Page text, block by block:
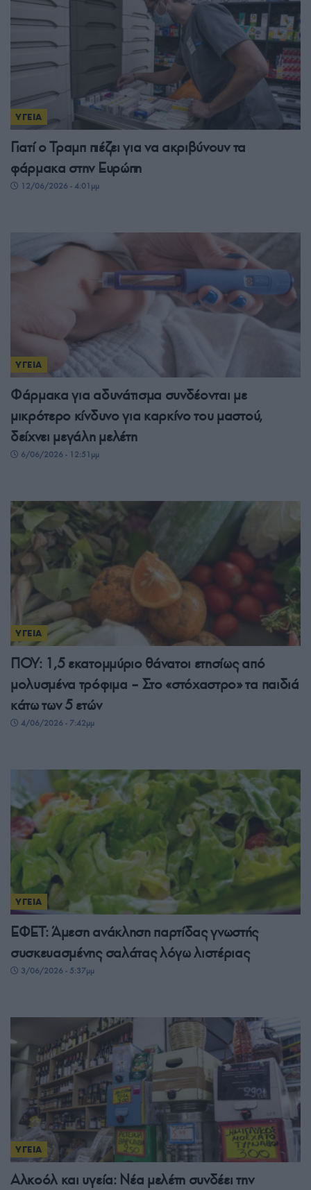
ΥΓΕΙΑ
Γιατί ο Τραμπ πιέζει για να ακριβύνουν τα
φάρμακα στην Ευρώπη
12/06/2026 - 4:01μμ
ΥΓΕΙΑ
Φάρμακα για αδυνάτισμα συνδέονται με
μικρότερο κίνδυνο για καρκίνο του μαστού,
δείχνει μεγάλη μελέτη
6/06/2026 - 12:51μμ
ΥΓΕΙΑ
ΠΟΥ: 1,5 εκατομμύριο θάνατοι ετησίως από
μολυσμένα τρόφιμα – Στο «στόχαστρο» τα παιδιά
κάτω των 5 ετών
4/06/2026 - 7:42μμ
ΥΓΕΙΑ
ΕΦΕΤ: Άμεση ανάκληση παρτίδας γνωστής
συσκευασμένης σαλάτας λόγω λιστέριας
3/06/2026 - 5:37μμ
ΥΓΕΙΑ
Αλκοόλ και υγεία: Νέα μελέτη συνδέει την